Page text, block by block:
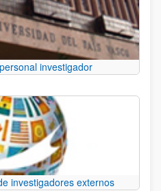
investigador
investigadores externos